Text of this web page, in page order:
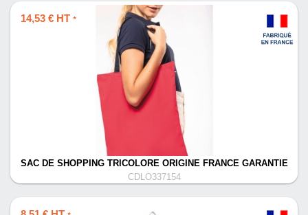
14,53 € HT *
SAC DE SHOPPING TRICOLORE ORIGINE FRANCE GARANTIE
CDLO337154